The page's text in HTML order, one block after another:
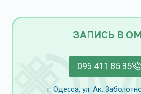
ЗАПИСЬ В
096 411 85 85
г. Одесса, ул. Ак.